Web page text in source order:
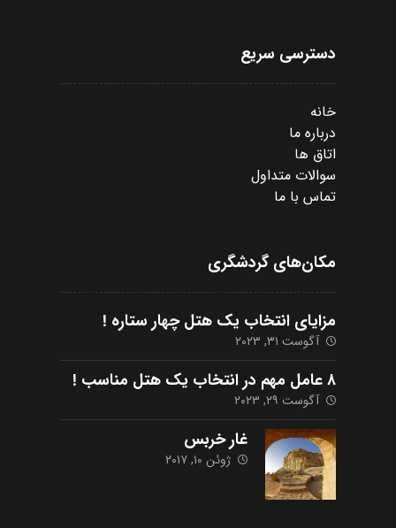
دسترسی سریع
خانه
درباره ما
اتاق ها
سوالات متداول
تماس با ما
مکان‌های گردشگری
مزایای انتخاب یک هتل چهار ستاره !
آگوست ۳۱, ۲۰۲۳
۸ عامل مهم در انتخاب یک هتل مناسب !
آگوست ۲۹, ۲۰۲۳
غار خربس
ژوئن ۱۰, ۲۰۱۷